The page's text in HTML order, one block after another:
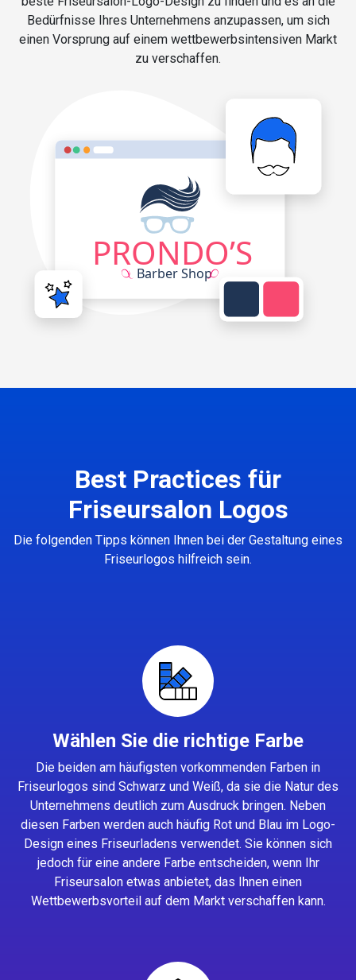
Bedürfnisse Ihres Unternehmens anzupassen, um sich
einen Vorsprung auf einem wettbewerbsintensiven Markt
zu verschaffen.
Best Practices für
Friseursalon Logos
Die folgenden Tipps können Ihnen bei der Gestaltung eines
Friseurlogos hilfreich sein.
Wählen Sie die richtige Farbe
Die beiden am häufigsten vorkommenden Farben in
Friseurlogos sind Schwarz und Weiß, da sie die Natur des
Unternehmens deutlich zum Ausdruck bringen. Neben
diesen Farben werden auch häufig Rot und Blau im Logo-
Design eines Friseurladens verwendet. Sie können sich
jedoch für eine andere Farbe entscheiden, wenn Ihr
Friseursalon etwas anbietet, das Ihnen einen
Wettbewerbsvorteil auf dem Markt verschaffen kann.